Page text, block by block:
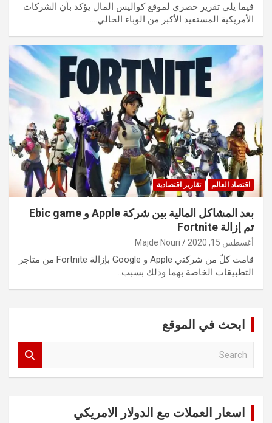
فيما يلي تقرير حصري لموقع كواليس المال يؤكد بأن الشركات
الأمريكية المستفيد الأكبر من الوباء الحالي.…
اقتصاد العالم تقارير اقتصادية
بعد المشاكل المالية بين شركة Apple و Ebic game
تم إزالة Fortnite
أغسطس 15, 2020 Majde Nouri
قامت كلٌ من شركتي Apple و Google بإزالة Fortnite من متاجر
التطبيقات الخاصة بهما وذلك بسبب…
ابحث في الموقع
اسعار العملات مع الدولار الامريكي